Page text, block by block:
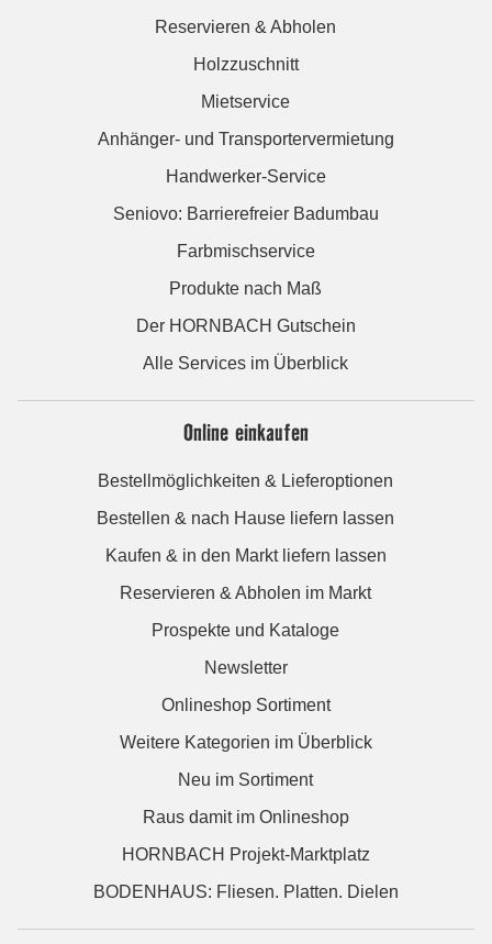
Reservieren & Abholen
Holzzuschnitt
Mietservice
Anhänger- und Transportervermietung
Handwerker-Service
Seniovo: Barrierefreier Badumbau
Farbmischservice
Produkte nach Maß
Der HORNBACH Gutschein
Alle Services im Überblick
Online einkaufen
Bestellmöglichkeiten & Lieferoptionen
Bestellen & nach Hause liefern lassen
Kaufen & in den Markt liefern lassen
Reservieren & Abholen im Markt
Prospekte und Kataloge
Newsletter
Onlineshop Sortiment
Weitere Kategorien im Überblick
Neu im Sortiment
Raus damit im Onlineshop
HORNBACH Projekt-Marktplatz
BODENHAUS: Fliesen. Platten. Dielen